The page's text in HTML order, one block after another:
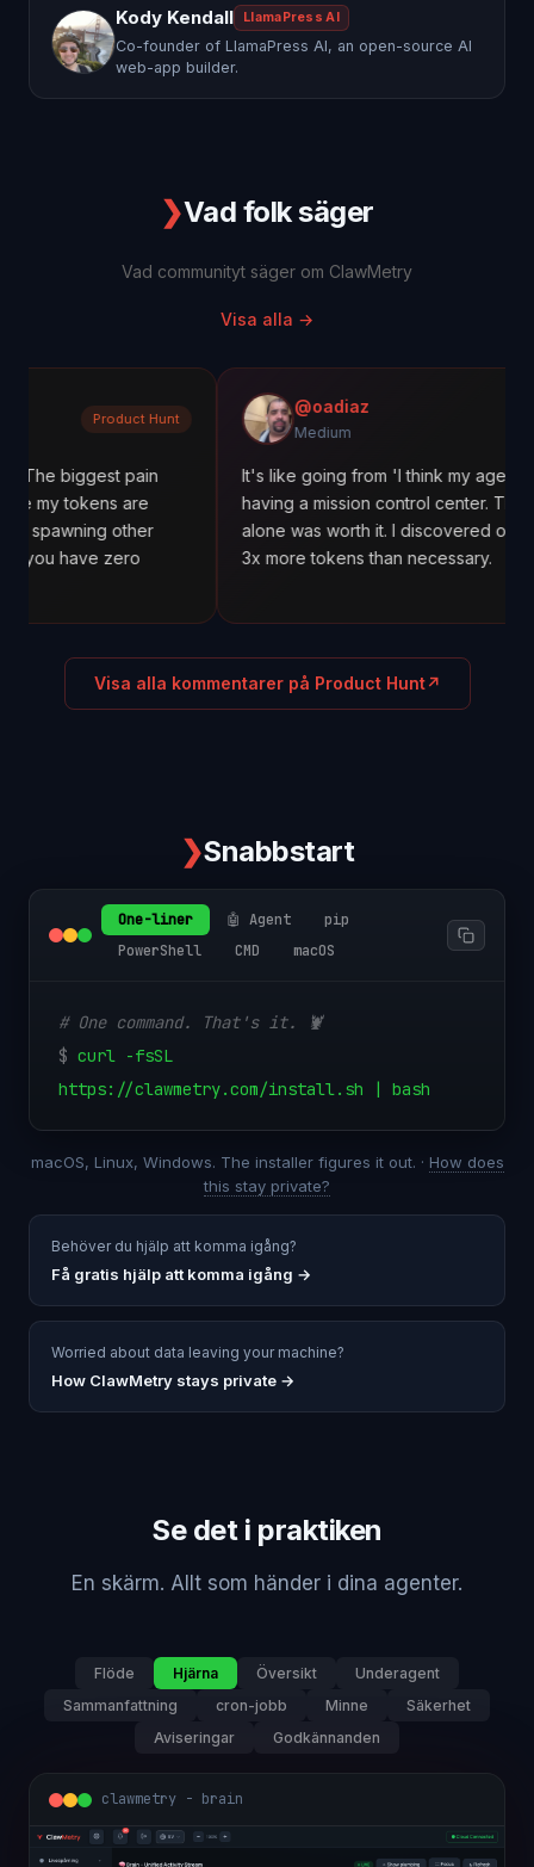
Kody Kendall LlamaPress AI
Co-founder of LlamaPress AI, an open-source AI
web-app builder.
❯Vad folk säger
Vad communityt säger om ClawMetry
Visa alla →
Product Hunt
pain
are
other
zero
@oadiaz
Medium
It's like going from 'I think my agents are
having a mission control center. The cost
alone was worth it. I discovered one agent was
3x more tokens than necessary.
Visa alla kommentarer på Product Hunt↗
❯Snabbstart
One-liner 🤖 Agent
pip
PowerShell
CMD macOS
# One command. That's it. 🦞
$ curl -fsSL
https://clawmetry.com/install.sh | bash
macOS, Linux, Windows. The installer figures it out. · How does
this stay private?
Behöver du hjälp att komma igång?
Få gratis hjälp att komma igång →
Worried about data leaving your machine?
How ClawMetry stays private →
Se det i praktiken
En skärm. Allt som händer i dina agenter.
Flöde Hjärna Översikt
Underagent
Sammanfattning
cron-jobb Minne
Säkerhet
Aviseringar
Godkännanden
clawmetry - brain